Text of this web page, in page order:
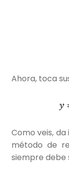
Ahora, toca
Como veis,
método de
siempre debe